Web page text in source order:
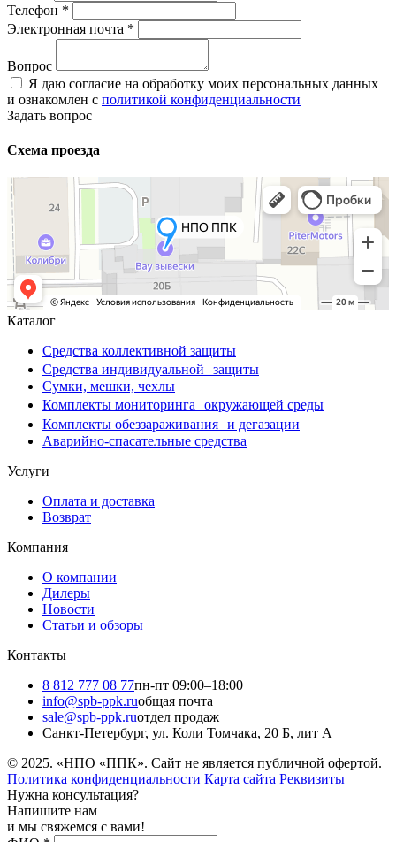
Телефон *
Электронная почта *
Вопрос
Я даю согласие на обработку моих персональных данных
и ознакомлен с политикой конфиденциальности
Задать вопрос
Схема проезда
Каталог
Средства коллективной защиты
Средства индивидуальной защиты
Сумки, мешки, чехлы
Комплекты мониторинга окружающей среды
Комплекты обеззараживания и дегазации
Аварийно-спасательные средства
Услуги
Оплата и доставка
Возврат
Компания
О компании
Дилеры
Новости
Статьи и обзоры
Контакты
8 812 777 08 77пн-пт 09:00–18:00
info@spb-ppk.ruобщая почта
sale@spb-ppk.ruотдел продаж
Санкт-Петербург, ул. Коли Томчака, 20 Б, лит А
© 2025. «НПО «ППК». Сайт не является публичной офертой.
Политика конфиденциальности Карта сайта Реквизиты
Нужна консультация?
Напишите нам
и мы свяжемся с вами!